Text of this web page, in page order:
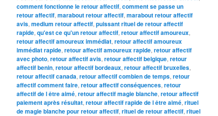
comment fonctionne le retour affectif,comment se passe un
retour affectif,marabout retour affectif,marabout retour affectif
avis,medium retour affectif,puissant rituel de retour affectif
rapide,qu'est ce qu'un retour affectif,retour affectif amoureux,
retour affectif amoureux immédiat,retour affectif amoureux
immédiat rapide,retour affectif amoureux rapide,retour affectif
avec photo,retour affectif avis,retour affectif belgique,retour
affectif benin,retour affectif bordeaux,retour affectif bruxelles,
retour affectif canada,retour affectif combien de temps,retour
affectif comment faire,retour affectif conséquences,retour
affectif de l être aimé,retour affectif magie blanche,retour affectif
paiement après résultat,retour affectif rapide de l être aimé,rituel
de magie blanche pour retour affectif,rituel de retour affectif,rituel